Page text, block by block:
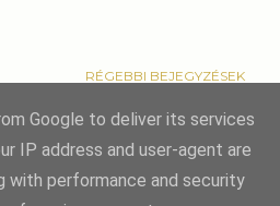
RÉGEBBI BEJEGYZÉSEK
Google to deliver its services
IP address and user-agent are
with performance and security